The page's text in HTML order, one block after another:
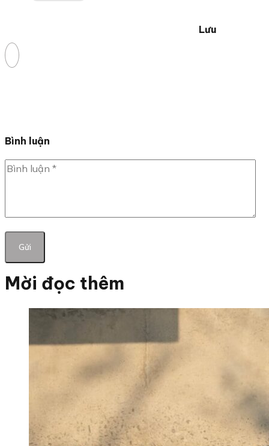
Lưu
Bình luận
Mời đọc thêm